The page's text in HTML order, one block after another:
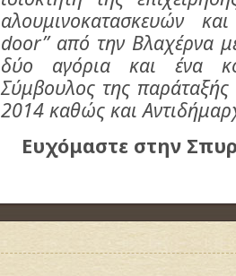
αλουμινοκατασκευών
door” από την Βλαχέρνα
δύο αγόρια και ένα
Σύμβουλος της
2014 καθώς και
Ευχόμαστε στην